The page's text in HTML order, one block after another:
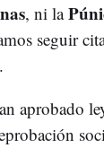
, ni la
seguir
aprobado